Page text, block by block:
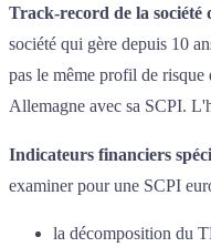
Track-record de la société
société qui gère depuis 10
pas le même profil de
Allemagne avec sa SCPI.
Indicateurs financiers
examiner pour une SCPI
la décomposition du